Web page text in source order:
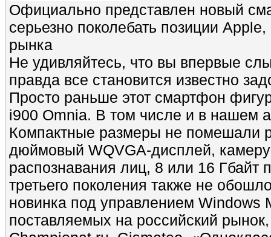
Официально представлен новый
серьезно поколебать позиции
рынка
Не удивляйтесь, что вы впервые
правда все становится известно
Просто раньше этот смартфон
i900 Omnia. В том числе и в нашем
Компактные размеры не помешали
дюймовый WQVGA-дисплей,
распознавания лиц, 8 или 16
третьего поколения также не
новинка под управлением
поставляемых на российский